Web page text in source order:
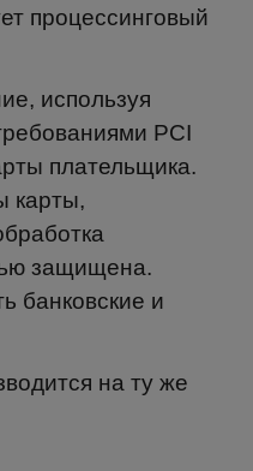
процессинговый
используя
PCI
плательщика.
карты,
защищена.
банковские и
на ту же